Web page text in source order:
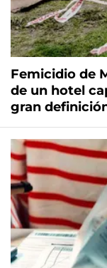
Femicidio de
de un hotel
gran